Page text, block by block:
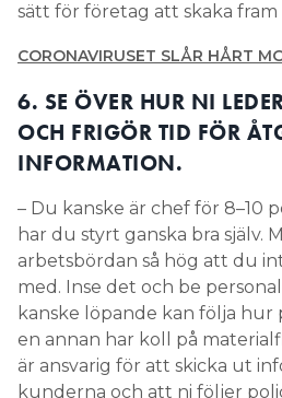
sätt för företag att skaka fram
CORONAVIRUSET SLÅR HÅRT
6. SE ÖVER HUR NI
OCH FRIGÖR TID FÖR
INFORMATION.
– Du kanske är chef för 8–10
har du styrt ganska bra själv.
arbetsbördan så hög att du
med. Inse det och be
kanske löpande kan följa hur
en annan har koll på
är ansvarig för att skicka ut
kunderna och att ni följer